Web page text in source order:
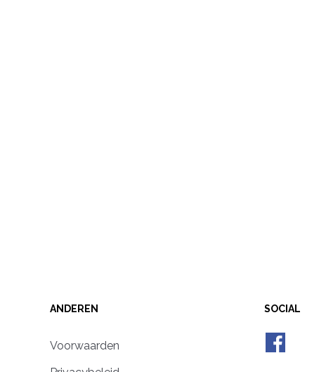
ANDEREN
Voorwaarden
SOCIAL